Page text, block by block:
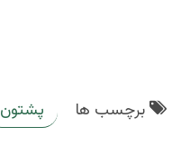
برچسب ها پشتون